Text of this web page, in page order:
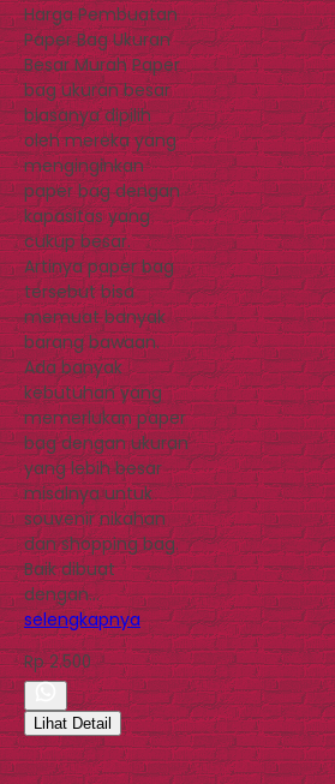
Harga Pembuatan
Paper Bag Ukuran
Besar Murah Paper
bag ukuran besar
biasanya dipilih
oleh mereka yang
menginginkan
paper bag dengan
kapasitas yang
cukup besar.
Artinya paper bag
tersebut bisa
memuat banyak
barang bawaan.
Ada banyak
kebutuhan yang
memerlukan paper
bag dengan ukuran
yang lebih besar
misalnya untuk
souvenir nikahan
dan shopping bag.
Baik dibuat
dengan…
selengkapnya
Rp 2.500
Lihat Detail